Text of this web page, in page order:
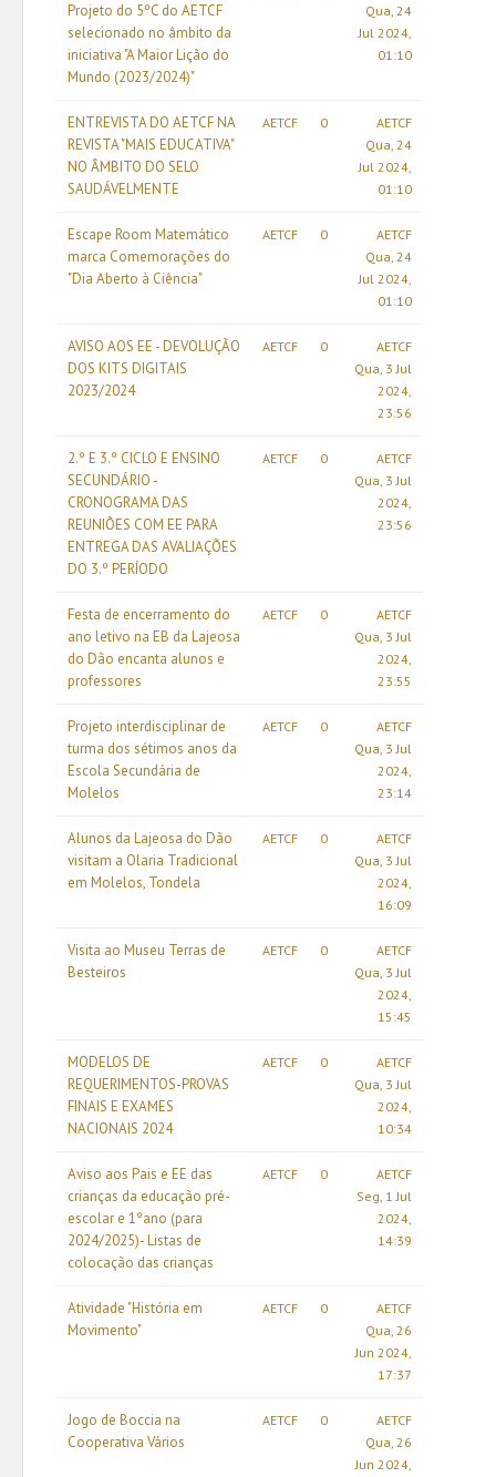
Projeto do 5ºC do AETCF
selecionado no âmbito da
iniciativa "A Maior Lição do
Mundo (2023/2024)"
Qua, 24
Jul 2024,
01:10
ENTREVISTA DO AETCF NA
REVISTA "MAIS EDUCATIVA"
NO ÂMBITO DO SELO
SAUDÁVELMENTE
AETCF 0
AETCF
Qua, 24
Jul 2024,
01:10
Escape Room Matemático
marca Comemorações do
"Dia Aberto à Ciência"
AETCF 0
AETCF
Qua, 24
Jul 2024,
01:10
AVISO AOS EE - DEVOLUÇÃO
DOS KITS DIGITAIS
2023/2024
AETCF 0
AETCF
Qua, 3 Jul
2024,
23:56
2.º E 3.º CICLO E ENSINO
SECUNDÁRIO -
CRONOGRAMA DAS
REUNIÕES COM EE PARA
ENTREGA DAS AVALIAÇÕES
DO 3.º PERÍODO
AETCF 0
AETCF
Qua, 3 Jul
2024,
23:56
Festa de encerramento do
ano letivo na EB da Lajeosa
do Dão encanta alunos e
professores
AETCF 0
AETCF
Qua, 3 Jul
2024,
23:55
Projeto interdisciplinar de
turma dos sétimos anos da
Escola Secundária de
Molelos
AETCF 0
AETCF
Qua, 3 Jul
2024,
23:14
Alunos da Lajeosa do Dão
visitam a Olaria Tradicional
em Molelos, Tondela
AETCF 0
AETCF
Qua, 3 Jul
2024,
16:09
Visita ao Museu Terras de
Besteiros
AETCF 0
AETCF
Qua, 3 Jul
2024,
15:45
MODELOS DE
REQUERIMENTOS-PROVAS
FINAIS E EXAMES
NACIONAIS 2024
AETCF 0
AETCF
Qua, 3 Jul
2024,
10:34
Aviso aos Pais e EE das
crianças da educação pré-
escolar e 1ºano (para
2024/2025)- Listas de
colocação das crianças
AETCF 0
AETCF
Seg, 1 Jul
2024,
14:39
Atividade "História em
Movimento"
AETCF 0
AETCF
Qua, 26
Jun 2024,
17:37
Jogo de Boccia na
Cooperativa Vários
AETCF 0
AETCF
Qua, 26
Jun 2024,